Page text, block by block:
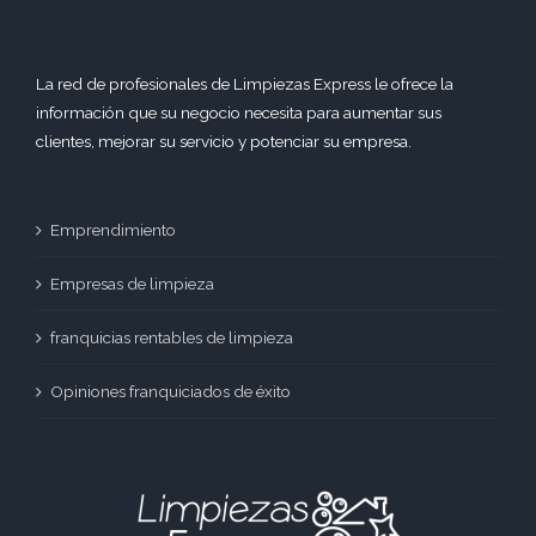
La red de profesionales de Limpiezas Express le ofrece la
información que su negocio necesita para aumentar sus
clientes, mejorar su servicio y potenciar su empresa.
Emprendimiento
Empresas de limpieza
franquicias rentables de limpieza
Opiniones franquiciados de éxito